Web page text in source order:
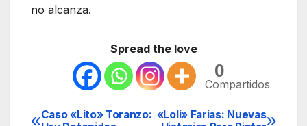
no alcanza.
Spread the love
0
Compartidos
«Loli» Farias: Nuevas
Caso «Lito» Toranzo: